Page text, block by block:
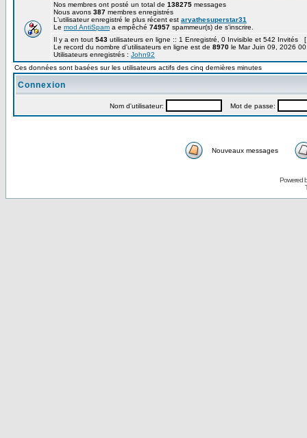
Nos membres ont posté un total de 138275 messages
Nous avons 387 membres enregistrés
L'utilisateur enregistré le plus récent est aryathesuperstar31
Le mod AntiSpam a empêché 74957 spammeur(s) de s'inscrire.
Il y a en tout 543 utilisateurs en ligne :: 1 Enregistré, 0 Invisible et 542 Invités [
Le record du nombre d'utilisateurs en ligne est de 8970 le Mar Juin 09, 2026
Utilisateurs enregistrés : John92
Ces données sont basées sur les utilisateurs actifs des cinq dernières minutes
Connexion
Nom d'utilisateur: Mot de passe:
Nouveaux messages
Powered